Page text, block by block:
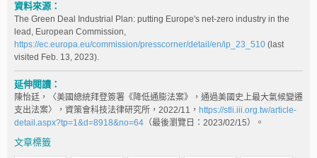
資料來源：
The Green Deal Industrial Plan: putting Europe's net-zero industry in the
lead, European Commission,
https://ec.europa.eu/commission/presscorner/detail/en/ip_23_510 (last
visited Feb. 13, 2023).
延伸閱讀：
陳怡廷，〈美國總統拜登簽署《降低通膨法案》，通過美國史上最大氣候變遷
支出法案〉，資策會科技法律研究所，2022/11， https://stli.iii.org.tw/article-
detail.aspx?tp=1&d=8918&no=64 （最後瀏覽日：2023/02/15）。
文章標籤